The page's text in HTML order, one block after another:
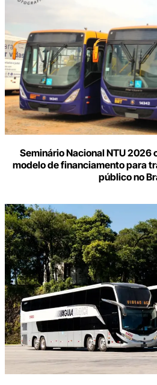
Seminário Nacional NTU 2026
modelo de financiamento para
público no